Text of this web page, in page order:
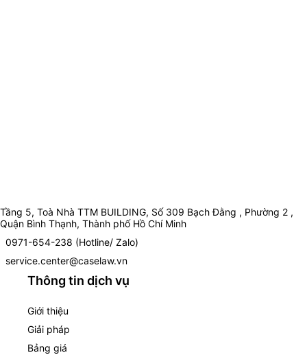
Tầng 5, Toà Nhà TTM BUILDING, Số 309 Bạch Đằng , Phường 2 ,
Quận Bình Thạnh, Thành phố Hồ Chí Minh
0971-654-238 (Hotline/ Zalo)
service.center@caselaw.vn
Thông tin dịch vụ
Giới thiệu
Giải pháp
Bảng giá